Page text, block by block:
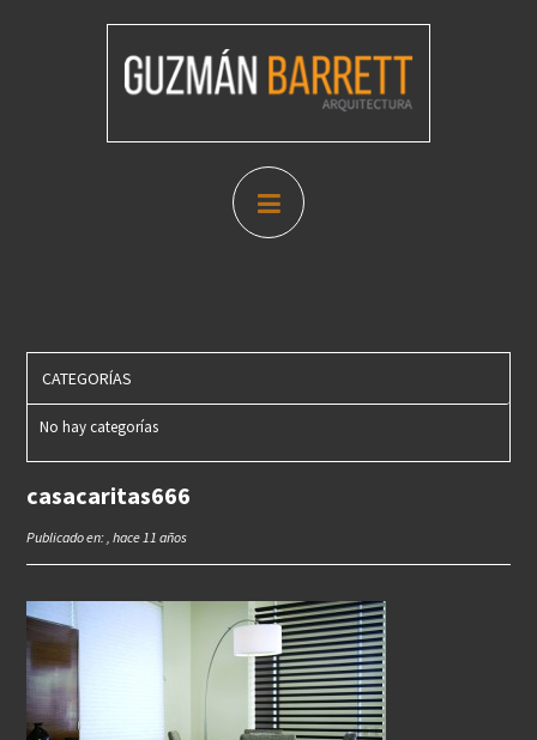
CATEGORÍAS
No hay categorías
casacaritas666
Publicado en: , hace 11 años